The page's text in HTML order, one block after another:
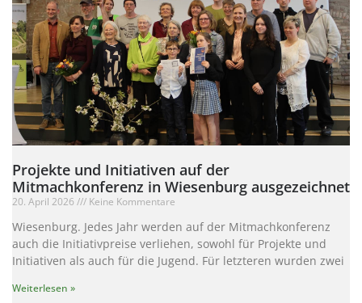
Projekte und Initiativen auf der
Mitmachkonferenz in Wiesenburg ausgezeichnet
20. April 2026 Keine Kommentare
Wiesenburg. Jedes Jahr werden auf der Mitmachkonferenz
auch die Initiativpreise verliehen, sowohl für Projekte und
Initiativen als auch für die Jugend. Für letzteren wurden zwei
Weiterlesen »